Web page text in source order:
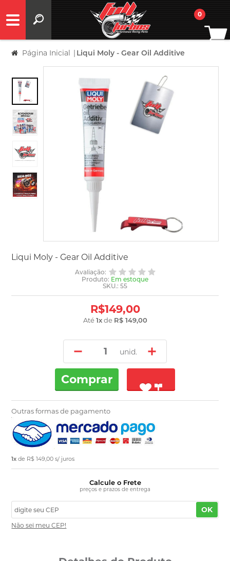
0
Página Inicial | Liqui Moly - Gear Oil Additive
Liqui Moly - Gear Oil Additive
Avaliação:
Produto: Em estoque
SKU.: 55
R$149,00
Até1xde R$ 149,00
unid.
Comprar
Outras formas de pagamento
1xde R$ 149,00s/ juros
Calcule o Frete
preços e prazos de entrega
OK
Não sei meu CEP!